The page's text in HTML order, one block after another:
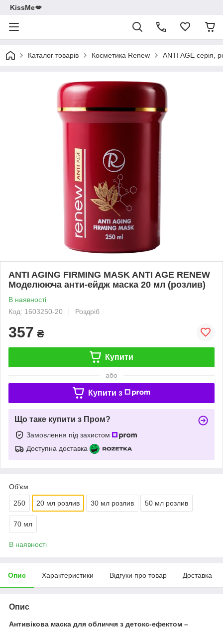
KissMe💋
Каталог товарів Косметика Renew ANTI AGE серія,
ANTI AGING FIRMING MASK ANTI AGE RENEW
Моделююча анти-ейдж маска 20 мл (розлив)
В наявності
Код: 1603250-20
Роздріб
357 ₴
Купити
або
Купити з
Що таке купити з Пром?
Замовлення під захистом
Доступна доставка
Об'єм
250 20 мл розлив 30 мл розлив 50 мл розлив
70 мл
В наявності
Опис Характеристики Відгуки про товар Доставка
Опис
Антивікова маска для обличчя з детокс-ефектом –